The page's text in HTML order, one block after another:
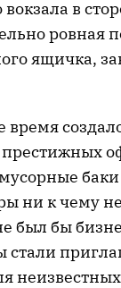
вокзала в
ровная
ящичка,
время
ни к чему
был бы